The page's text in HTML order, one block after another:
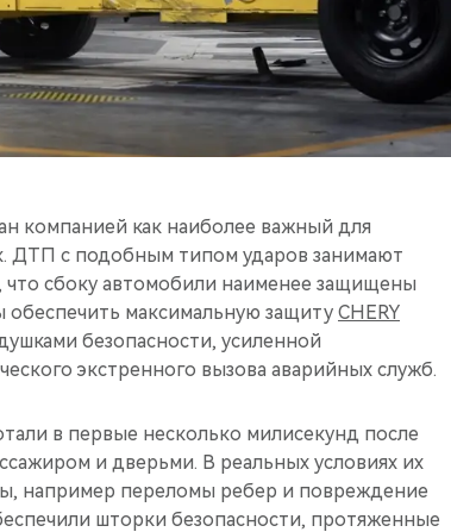
компанией как наиболее важный для
ДТП с подобным типом ударов занимают
сбоку автомобили наименее защищены
максимальную защиту CHERY
безопасности, усиленной
экстренного вызова аварийных служб.
в первые несколько милисекунд после
и дверьми. В реальных условиях их
например переломы ребер и повреждение
шторки безопасности, протяженные